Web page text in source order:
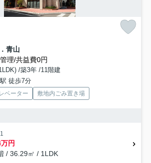
青山
管理/共益費0円
/築3年 /11階建
徒歩7分
ベーター 敷地内ごみ置き場
円
/ 36.29㎡ / 1LDK